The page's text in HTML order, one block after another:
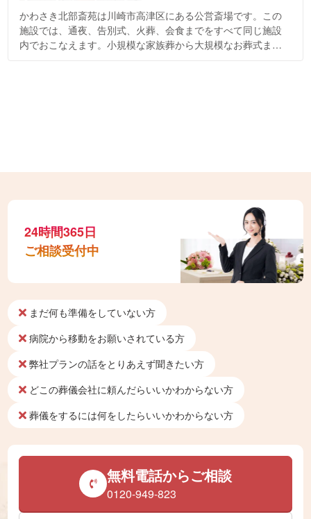
かわさき北部斎苑は川崎市高津区にある公営斎場です。この
施設では、通夜、告別式、火葬、会食までをすべて同じ施設
内でおこなえます。小規模な家族葬から大規模なお葬式ま
24時間365日
ご相談受付中
まだ何も準備をしていない方
病院から移動をお願いされている方
弊社プランの話をとりあえず聞きたい方
どこの葬儀会社に頼んだらいいかわからない方
葬儀をするには何をしたらいいかわからない方
無料電話からご相談
0120-949-823